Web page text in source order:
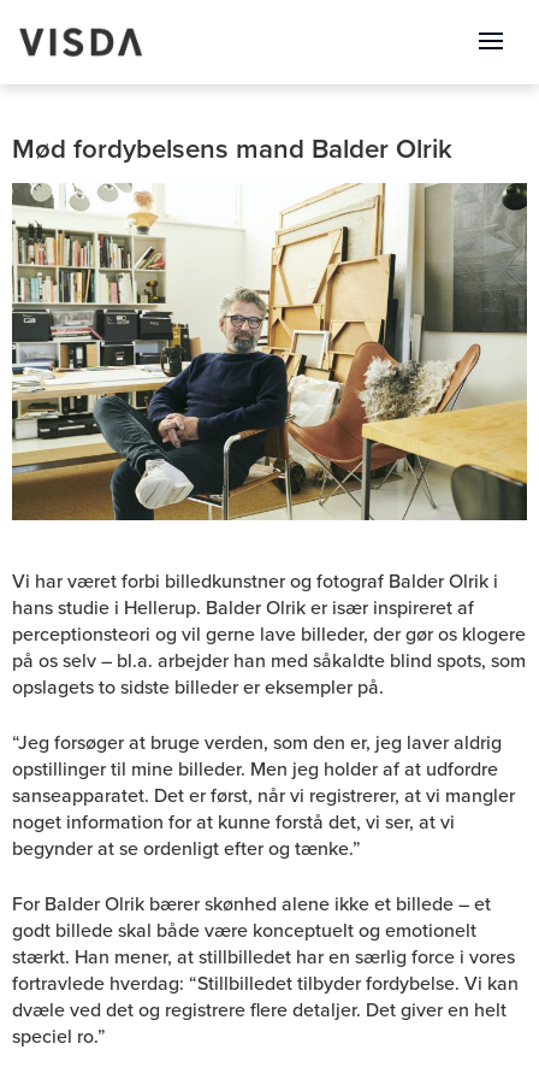
Mød fordybelsens mand Balder Olrik
Vi har været forbi billedkunstner og fotograf Balder Olrik i
hans studie i Hellerup. Balder Olrik er især inspireret af
perceptionsteori og vil gerne lave billeder, der gør os klogere
på os selv – bl.a. arbejder han med såkaldte blind spots, som
opslagets to sidste billeder er eksempler på.
“Jeg forsøger at bruge verden, som den er, jeg laver aldrig
opstillinger til mine billeder. Men jeg holder af at udfordre
sanseapparatet. Det er først, når vi registrerer, at vi mangler
noget information for at kunne forstå det, vi ser, at vi
begynder at se ordenligt efter og tænke.”
For Balder Olrik bærer skønhed alene ikke et billede – et
godt billede skal både være konceptuelt og emotionelt
stærkt. Han mener, at stillbilledet har en særlig force i vores
fortravlede hverdag: “Stillbilledet tilbyder fordybelse. Vi kan
dvæle ved det og registrere flere detaljer. Det giver en helt
speciel ro.”